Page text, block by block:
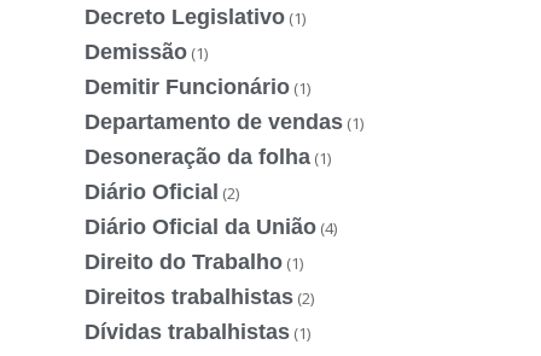
Decreto Legislativo (1)
Demissão (1)
Demitir Funcionário (1)
Departamento de vendas (1)
Desoneração da folha (1)
Diário Oficial (2)
Diário Oficial da União (4)
Direito do Trabalho (1)
Direitos trabalhistas (2)
Dívidas trabalhistas (1)